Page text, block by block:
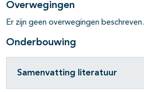
Overwegingen
Er zijn geen overwegingen beschreven.
Onderbouwing
Samenvatting literatuur